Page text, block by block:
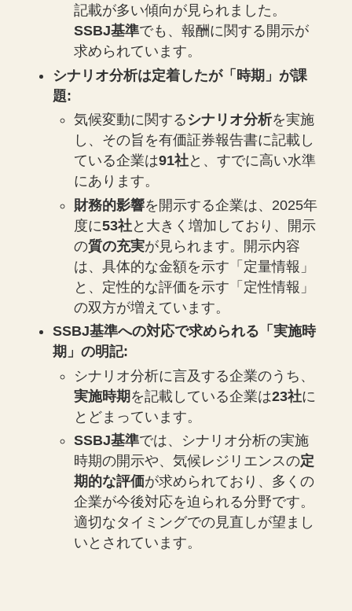
記載が多い傾向が見られました。
SSBJ基準でも、報酬に関する開示が
求められています。
シナリオ分析は定着したが「時期」が課
題:
気候変動に関する シナリオ分析を実施
し、その旨を有価証券報告書に記載し
ている企業は91社と、すでに高い水準
にあります。
財務的影響を開示する企業は、2025年
度に53社と大きく増加しており、開示
の質の充実が見られます。開示内容
は、具体的な金額を示す「定量情報」
と、定性的な評価を示す「定性情報」
の双方が増えています。
SSBJ基準への対応で求められる「実施時
期」の明記:
シナリオ分析に言及する企業のうち、
実施時期 を記載している企業は23社に
とどまっています。
SSBJ基準では、シナリオ分析の実施
時期の開示や、気候レジリエンスの定
期的な評価が求められており、多くの
企業が今後対応を迫られる分野です。
適切なタイミングでの見直しが望まし
いとされています。